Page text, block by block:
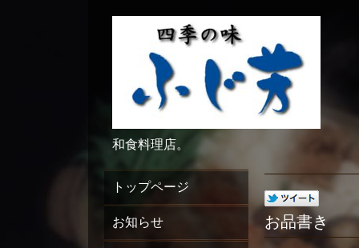
和食料理店。
お品書き
トップページ
お知らせ